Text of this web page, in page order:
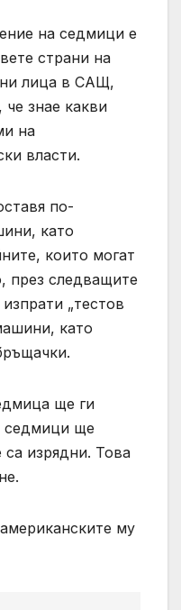
на седмици е
страни на
лица в САЩ,
знае какви
на
власти.
по-
като
които могат
през следващите
„тестов
като
ще ги
седмици ще
изрядни. Това
му